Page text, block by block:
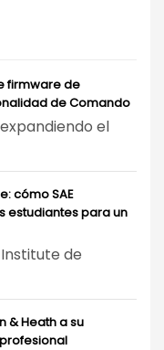
firmware de
de Comando
el
cómo SAE
estudiantes para un
de
& Heath a su